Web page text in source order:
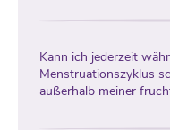
Kann ich jederzeit
Menstruationszyklus
außerhalb meiner